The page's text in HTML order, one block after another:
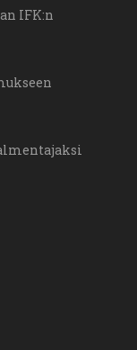
IFK:n